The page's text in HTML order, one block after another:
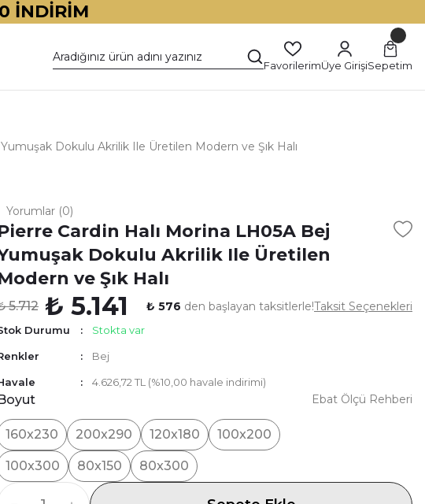
İNDİRİM
FavorilerimÜye GirişiSepetim
Dokulu Akrilik Ile Üretilen Modern ve Şık Halı
Yorumlar (0)
Cardin Halı Morina LH05A Bej
Dokulu Akrilik Ile Üretilen
ve Şık Halı
5.712 ₺ 5.141 ₺ 576 den başlayan taksitlerle!Taksit Seçenekleri
Durumu Stokta var
Bej
4.626,72 TL (%10,00 havale indirimi)
160x230 200x290 120x180 100x200
100x300 80x150 80x300
Ebat Ölçü Rehberi